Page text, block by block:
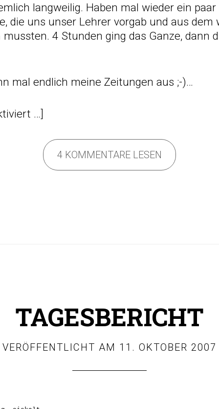
langweilig. Haben mal wieder ein
die uns unser Lehrer vorgab und aus dem
mussten. 4 Stunden ging das Ganze, dann
mal endlich meine Zeitungen aus ;-)…
…]
4 KOMMENTARE LESEN
TAGESBERICHT
VERÖFFENTLICHT AM 11. OKTOBER 2007